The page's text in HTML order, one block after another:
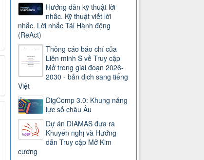
Hướng dẫn kỹ thuật lời
nhắc. Kỹ thuật viết lời
nhắc. Lời nhắc Tái Hành động
(ReAct)
Thông cáo báo chí của
Liên minh S về Truy cập
Mở trong giai đoạn 2026-
2030 - bản dịch sang tiếng
Việt
DigComp 3.0: Khung năng
lực số châu Âu
Dự án DIAMAS đưa ra
Khuyến nghị và Hướng
dẫn Truy cập Mở Kim
cương